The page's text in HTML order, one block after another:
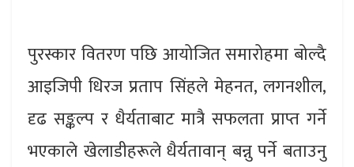
पुरस्कार वितरण पछि आयोजित समारोहमा बोल्दै
आइजिपी धिरज प्रताप सिंहले मेहनत, लगनशील,
दृढ सङ्कल्प र धैर्यताबाट मात्रै सफलता प्राप्त गर्ने
भएकाले खेलाडीहरूले धैर्यतावान् बन्नु पर्ने बताउनु